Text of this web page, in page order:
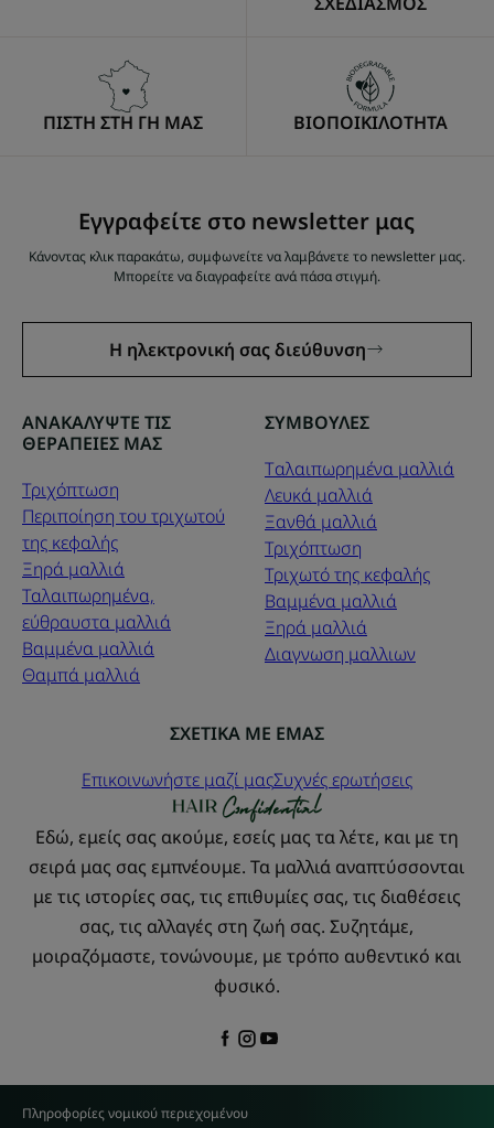
ΠΙΣΤΗ ΣΤΗ ΓΗ ΜΑΣ ΒΙΟΠΟΙΚΙΛΟΤΗΤΑ
Εγγραφείτε στο newsletter μας
Κάνοντας κλικ παρακάτω, συμφωνείτε να λαμβάνετε το newsletter μας.
Μπορείτε να διαγραφείτε ανά πάσα στιγμή.
Η ηλεκτρονική σας διεύθυνση
ΑΝΑΚΑΛΥΨΤΕ ΤΙΣ
ΘΕΡΑΠΕΙΕΣ ΜΑΣ
Τριχόπτωση
Περιποίηση του τριχωτού
της κεφαλής
Ξηρά μαλλιά
Ταλαιπωρημένα,
εύθραυστα μαλλιά
Βαμμένα μαλλιά
Θαμπά μαλλιά
ΣΥΜΒΟΥΛΕΣ
Tαλαιπωρημένα μαλλιά
Λευκά μαλλιά
Ξανθά μαλλιά
Τριχόπτωση
Τριχωτό της κεφαλής
Βαμμένα μαλλιά
Ξηρά μαλλιά
Διαγνωση μαλλιων
ΣΧΕΤΙΚΑ ΜΕ ΕΜΑΣ
Επικοινωνήστε μαζί μαςΣυχνές ερωτήσεις
Εδώ, εμείς σας ακούμε, εσείς μας τα λέτε, και με τη
σειρά μας σας εμπνέουμε. Τα μαλλιά αναπτύσσονται
με τις ιστορίες σας, τις επιθυμίες σας, τις διαθέσεις
σας, τις αλλαγές στη ζωή σας. Συζητάμε,
μοιραζόμαστε, τονώνουμε, με τρόπο αυθεντικό και
φυσικό.
Πληροφορίες νομικού περιεχομένου